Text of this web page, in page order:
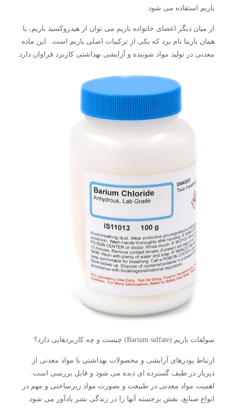
باریم استفاده می شود.
از میان دیگر اعضای خانواده باریم می توان از هیدروکسید باریم، یا
همان باریتا نام برد که یکی از ترکیبات اصلی باریم است. این ماده
معدنی در تولید مواد شوینده و آرایشی بهداشتی کاربرد فراوان دارد.
سولفات باریم (Barium sulfate) چیست و چه کاربردهایی دارد؟
ارتباط پودرهای آرایشی و محصولات بهداشتی با مواد معدنی از
دیرباز در طیف گسترده ای دیده می شود و قابل بررسی است.
اهمیت مواد معدنی در طبیعت و بصورت مواد زیرساختی و مهم در
انواع صنایع، نقش برجسته آنها را در زندگی بشر یادآور می شود.